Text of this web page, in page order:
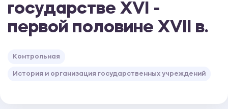
государстве XVI -
первой половине XVII в.
Контрольная
История и организация государственных учреждений